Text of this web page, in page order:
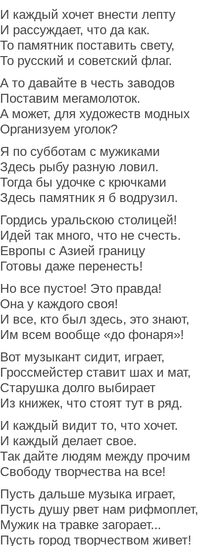
И каждый хочет внести лепту
И рассуждает, что да как.
То памятник поставить свету,
То русский и советский флаг.
А то давайте в честь заводов
Поставим мегамолоток.
А может, для художеств модных
Организуем уголок?
Я по субботам с мужиками
Здесь рыбу разную ловил.
Тогда бы удочке с крючками
Здесь памятник я б водрузил.
Гордись уральскою столицей!
Идей так много, что не счесть.
Европы с Азией границу
Готовы даже перенесть!
Но все пустое! Это правда!
Она у каждого своя!
И все, кто был здесь, это знают,
Им всем вообще «до фонаря»!
Вот музыкант сидит, играет,
Гроссмейстер ставит шах и мат,
Старушка долго выбирает
Из книжек, что стоят тут в ряд.
И каждый видит то, что хочет.
И каждый делает свое.
Так дайте людям между прочим
Свободу творчества на все!
Пусть дальше музыка играет,
Пусть душу рвет нам рифмоплет,
Мужик на травке загорает...
Пусть город творчеством живет!